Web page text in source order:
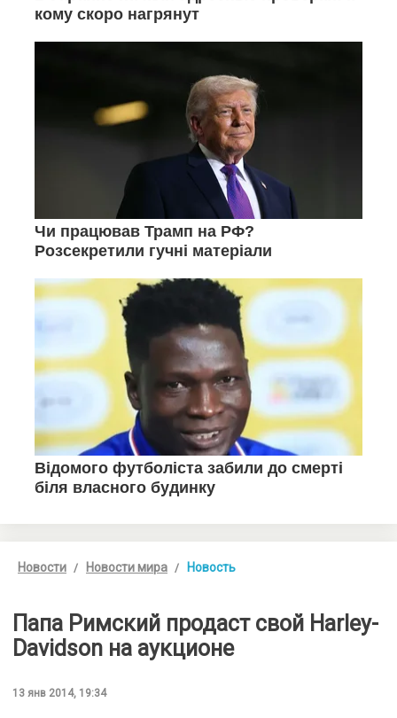
Новости Новости мира Новость
Папа Римский продаст свой Harley-
Davidson на аукционе
13 янв 2014, 19:34